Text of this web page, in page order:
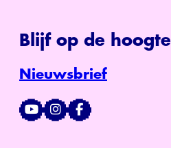
Blijf op de hoogte
Nieuwsbrief